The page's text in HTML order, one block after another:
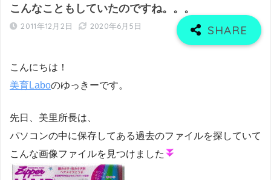
こんなこともしていたのですね。。。
2011年12月2日 2020年6月5日
こんにちは！
美育Laboのゆっきーです。
先日、美里所長は、
パソコンの中に保存してある過去のファイルを探していて
こんな画像ファイルを見つけました